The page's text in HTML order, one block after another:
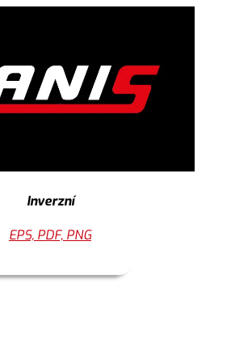
Inverzní
EPS, PDF, PNG